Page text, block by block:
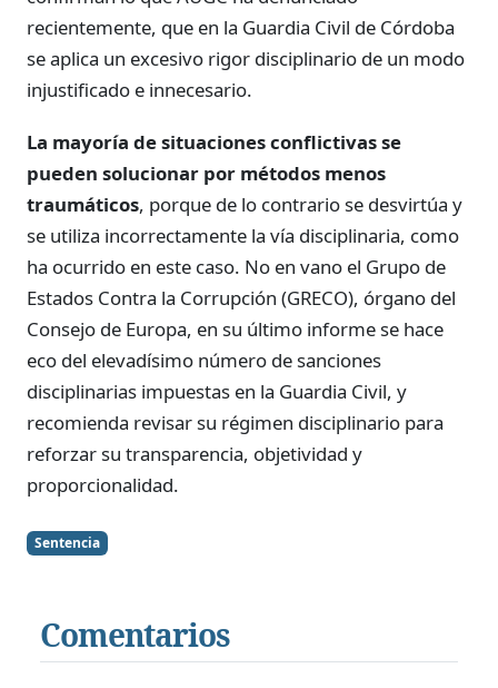
recientemente, que en la Guardia Civil de Córdoba
se aplica un excesivo rigor disciplinario de un modo
injustificado e innecesario.
La mayoría de situaciones conflictivas se
pueden solucionar por métodos menos
traumáticos, porque de lo contrario se desvirtúa y
se utiliza incorrectamente la vía disciplinaria, como
ha ocurrido en este caso. No en vano el Grupo de
Estados Contra la Corrupción (GRECO), órgano del
Consejo de Europa, en su último informe se hace
eco del elevadísimo número de sanciones
disciplinarias impuestas en la Guardia Civil, y
recomienda revisar su régimen disciplinario para
reforzar su transparencia, objetividad y
proporcionalidad.
Sentencia
Comentarios